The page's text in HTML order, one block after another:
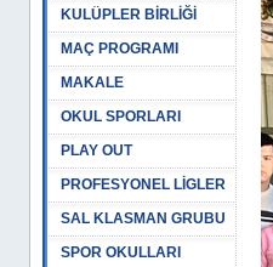
KULÜPLER BİRLİĞİ
MAÇ PROGRAMI
MAKALE
OKUL SPORLARI
PLAY OUT
PROFESYONEL LİGLER
SAL KLASMAN GRUBU
SPOR OKULLARI